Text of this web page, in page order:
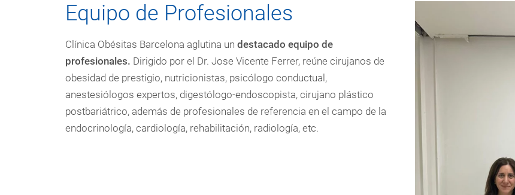
Equipo de Profesionales
Clínica Obésitas Barcelona aglutina un destacado equipo de
profesionales. Dirigido por el Dr. Jose Vicente Ferrer, reúne cirujanos de
obesidad de prestigio, nutricionistas, psicólogo conductual,
anestesiólogos expertos, digestólogo-endoscopista, cirujano plástico
postbariátrico, además de profesionales de referencia en el campo de la
endocrinología, cardiología, rehabilitación, radiología, etc.